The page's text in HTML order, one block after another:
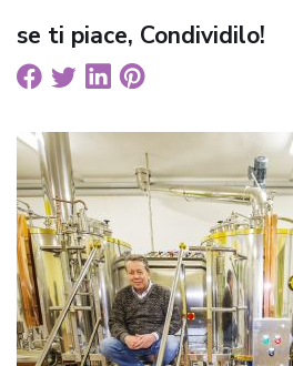
se ti piace, Condividilo!